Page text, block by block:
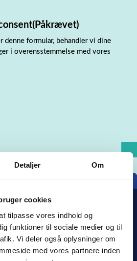
Detaljer Om
cookies
tilpasse vores indhold og
funktioner til sociale medier og til
Vi deler også oplysninger om
med vores partnere inden
(Påkrævet)
denne formular, behandler vi dine
i overensstemmelse med vores